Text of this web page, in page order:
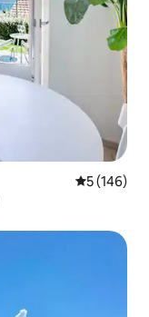
5 (146)